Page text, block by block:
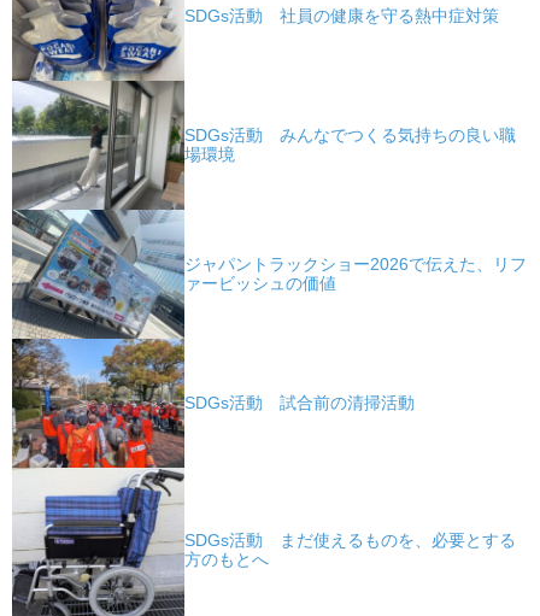
SDGs活動 社員の健康を守る熱中症対策
SDGs活動 みんなでつくる気持ちの良い職
場環境
ジャパントラックショー2026で伝えた、リフ
ァービッシュの価値
SDGs活動 試合前の清掃活動
SDGs活動 まだ使えるものを、必要とする
方のもとへ